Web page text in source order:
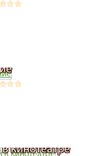
кинотеатре